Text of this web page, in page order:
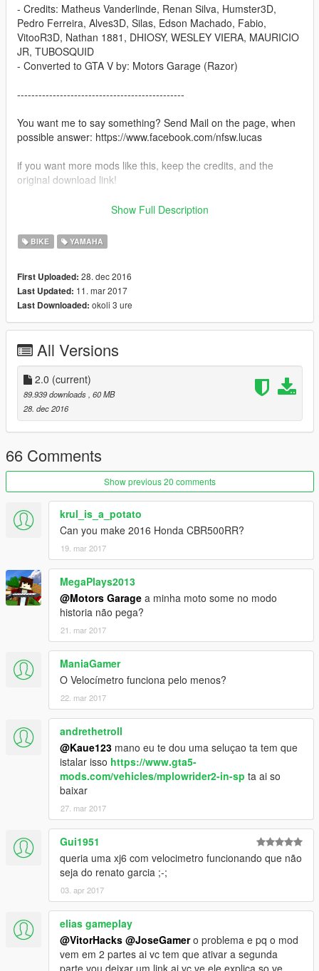
- Credits: Matheus Vanderlinde, Renan Silva, Humster3D,
Pedro Ferreira, Alves3D, Silas, Edson Machado, Fabio,
VitooR3D, Nathan 1881, DHIOSY, WESLEY VIERA, MAURICIO
JR, TUBOSQUID
- Converted to GTA V by: Motors Garage (Razor)
-----------------------------------------------
You want me to say something? Send Mail on the page, when
possible answer: https://www.facebook.com/nfsw.lucas
if you want more mods like this, keep the credits, and the
original download link!
I ask very politely to respect the work of others.
Sorry for my English.
- Créditos: Matheus Vanderlinde, Renan Silva, Humster3D,
Pedro Ferreira, Alves3D, Silas, Edson Machado, Fabio,
VitooR3D, Nathan 1881, DHIOSY, WESLEY VIERA, MAURICIO
- Convertido por: Motors Garage (Razor)
-----------------------------------------------
Quer me falar alguma coisa? Mande mensagem na página,
respondo quando possível:
https://www.facebook.com/nfsw.lucas
caso queira mais mods como esse, mantenha os créditos, e o
link original de download!
Peço com muita educação que respeite o trabalho dos outros.
********************BRAZIL********************
Show Full Description
BIKE YAMAHA
First Uploaded: 28. dec 2016
Last Updated: 11. mar 2017
Last Downloaded: okoli 3 ure
All Versions
2.0 (current)
89.939 downloads , 60 MB
28. dec 2016
66 Comments
Show previous 20 comments
krul_is_a_potato
Can you make 2016 Honda CBR500RR?
19. mar 2017
MegaPlays2013
@Motors Garage a minha moto some no modo
historia não pega?
21. mar 2017
ManiaGamer
O Velocímetro funciona pelo menos?
22. mar 2017
andrethetroll
@Kaue123 mano eu te dou uma seluçao ta tem que
istalar isso https://www.gta5-
mods.com/vehicles/mplowrider2-in-sp ta ai so
baixar
27. mar 2017
Gui1951
queria uma xj6 com velocimetro funcionando que não
seja do renato garcia ;-;
03. apr 2017
elias gameplay
@VitorHacks @JoseGamero problema e pq o mod
vem em 2 partes ai vc tem que ativar a segunda
parte vou deixar um link ai vc ve ele explica so ve